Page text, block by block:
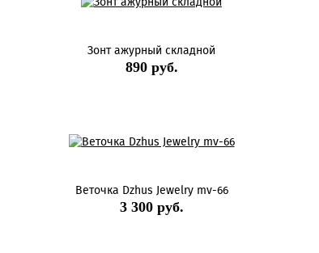
Зонт ажурный складной
890 руб.
Веточка Dzhus Jewelry mv-66
3 300 руб.